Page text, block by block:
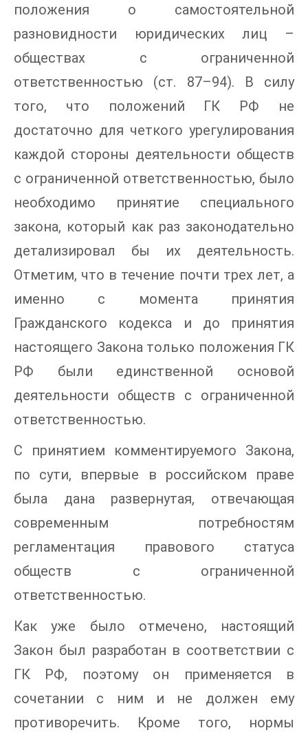
положения о самостоятельной
разновидности юридических лиц –
обществах с ограниченной
ответственностью (ст. 87–94). В силу
того, что положений ГК РФ не
достаточно для четкого урегулирования
каждой стороны деятельности обществ
с ограниченной ответственностью, было
необходимо принятие специального
закона, который как раз законодательно
детализировал бы их деятельность.
Отметим, что в течение почти трех лет, а
именно с момента принятия
Гражданского кодекса и до принятия
настоящего Закона только положения ГК
РФ были единственной основой
деятельности обществ с ограниченной
ответственностью.
С принятием комментируемого Закона,
по сути, впервые в российском праве
была дана развернутая, отвечающая
современным потребностям
регламентация правового статуса
обществ с ограниченной
ответственностью.
Как уже было отмечено, настоящий
Закон был разработан в соответствии с
ГК РФ, поэтому он применяется в
сочетании с ним и не должен ему
противоречить. Кроме того, нормы